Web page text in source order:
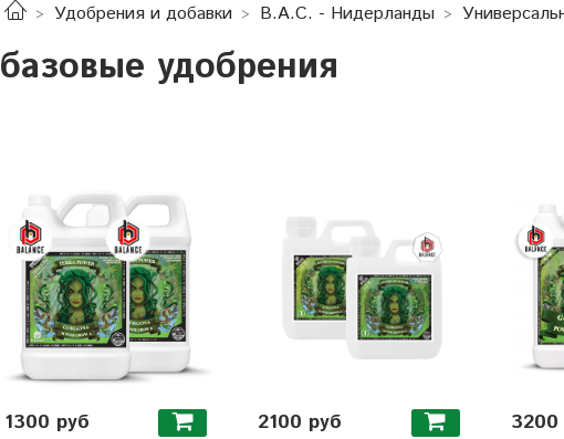
Удобрения и добавки B.A.C. - Нидерланды
базовые удобрения
1300 руб 2100 руб 3200